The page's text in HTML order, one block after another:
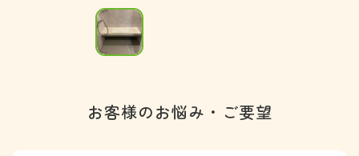
お客様のお悩み・ご要望